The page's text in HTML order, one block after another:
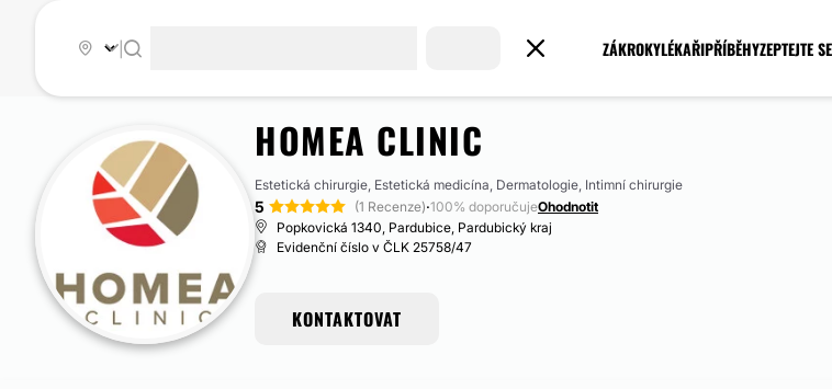
ZÁKROKYLÉKAŘIPŘÍBĚHYZEPTEJTE
HOMEA CLINIC
Estetická chirurgie, Estetická medicína, Dermatologie, Intimní chirurgie
5 (1 Recenze)·100% doporučujeOhodnotit
Popkovická 1340, Pardubice, Pardubický kraj
Evidenční číslo v ČLK 25758/47
KONTAKTOVAT